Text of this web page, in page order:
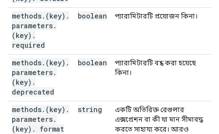
methods. (key) .
parameters.
(key) .
required
boolean প্যারামিটারটি প্রয়োজন কিনা।
methods. (key) .
parameters.
(key) .
deprecated
boolean
প্যারামিটারটি বন্ধ করা হয়েছে
কিনা।
methods. (key) .
parameters.
(key) . format
string
একটি অতিরিক্ত রেগুলার
এক্সপ্রেশন বা কী যা মান সীমাবদ্ধ
করতে সাহায্য করে। আরও